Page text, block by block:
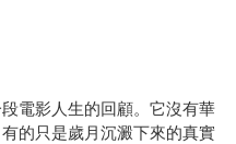
電影人生的回顧。它沒有華
的只是歲月沉澱下來的真實